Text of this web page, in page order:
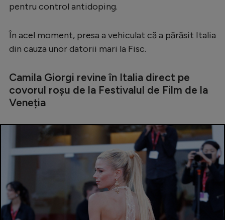
Starurile fotbalului
EURO 2024
Stranieri
Tenis
Natație
Formula 1
Gimnastică
Auto
pentru control antidoping.
În acel moment, presa a vehiculat că a părăsit Italia
din cauza unor datorii mari la Fisc.
Camila Giorgi revine în Italia direct pe
covorul roșu de la Festivalul de Film de la
Veneția